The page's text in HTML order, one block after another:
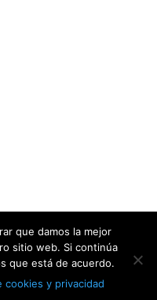
que damos la mejor
sitio web. Si continúa
que está de acuerdo.
cookies y privacidad